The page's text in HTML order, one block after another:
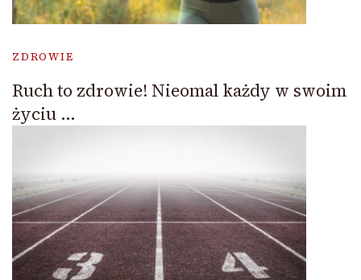
ZDROWIE
Ruch to zdrowie! Nieomal każdy w swoim
życiu …